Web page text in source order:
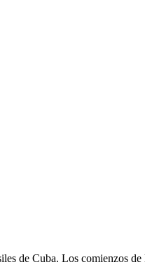
de Cuba. Los comienzos